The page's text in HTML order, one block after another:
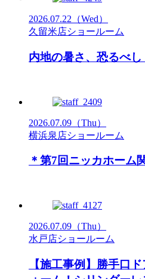
2026.07.22 （Wed）
久留米店ショールーム
内地の暑さ、恐るべし
2026.07.09 （Thu）
横浜泉店ショールーム
＊第7回ニッカホー
2026.07.09 （Thu）
水戸店ショールーム
【施工事例】勝手口